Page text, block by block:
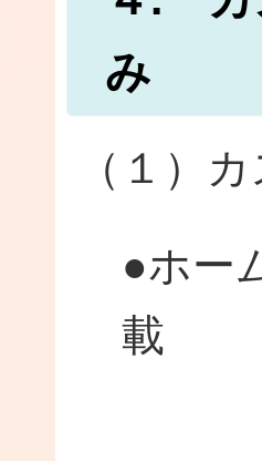
み
（１）
●ホー